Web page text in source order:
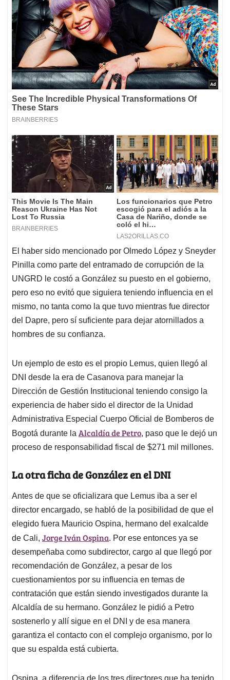
El haber sido mencionado por Olmedo López y Sneyder
Pinilla como parte del entramado de corrupción de la
UNGRD le costó a González su puesto en el gobierno,
pero eso no evitó que siguiera teniendo influencia en el
mismo, no tanta como la que tuvo mientras fue director
del Dapre, pero sí suficiente para dejar atornillados a
hombres de su confianza.
Un ejemplo de esto es el propio Lemus, quien llegó al
DNI desde la era de Casanova para manejar la
Dirección de Gestión Institucional teniendo consigo la
experiencia de haber sido el director de la Unidad
Administrativa Especial Cuerpo Oficial de Bomberos de
Bogotá durante la Alcaldía de Petro, paso que le dejó un
proceso de responsabilidad fiscal de $271 mil millones.
La otra ficha de González en el DNI
Antes de que se oficializara que Lemus iba a ser el
director encargado, se habló de la posibilidad de que el
elegido fuera Mauricio Ospina, hermano del exalcalde
de Cali, Jorge Iván Ospina. Por ese entonces ya se
desempeñaba como subdirector, cargo al que llegó por
recomendación de González, a pesar de los
cuestionamientos por su influencia en temas de
contratación que están siendo investigados durante la
Alcaldía de su hermano. González le pidió a Petro
sostenerlo y allí sigue en el DNI y de esa manera
garantiza el contacto con el complejo organismo, por lo
que su espalda está cubierta.